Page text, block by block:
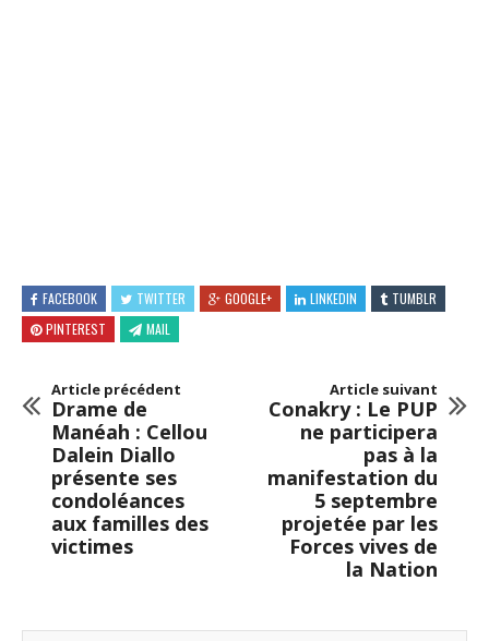
FACEBOOK TWITTER GOOGLE+ LINKEDIN
TUMBLR
PINTEREST
MAIL
Article précédent
Drame de
Manéah : Cellou
Dalein Diallo
présente ses
condoléances
aux familles des
victimes
Article suivant
Conakry : Le PUP
ne participera
pas à la
manifestation du
5 septembre
projetée par les
Forces vives de
la Nation